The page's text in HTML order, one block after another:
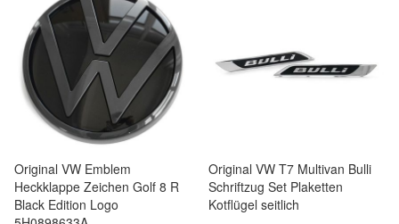
Original VW Emblem
Heckklappe Zeichen Golf 8 R
Black Edition Logo
Original VW T7 Multivan Bulli
Schriftzug Set Plaketten
Kotflügel seitlich